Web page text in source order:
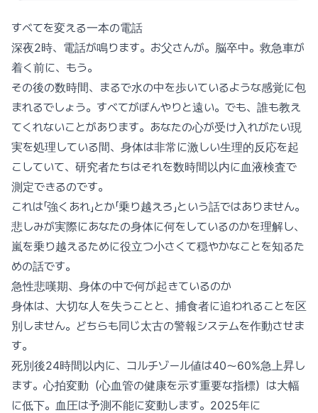
すべてを変える一本の電話
深夜2時、電話が鳴ります。お父さんが。脳卒中。救急車が
着く前に、もう。
その後の数時間、まるで水の中を歩いているような感覚に包
まれるでしょう。すべてがぼんやりと遠い。でも、誰も教え
てくれないことがあります。あなたの心が受け入れがたい現
実を処理している間、身体は非常に激しい生理的反応を起
こしていて、研究者たちはそれを数時間以内に血液検査で
測定できるのです。
これは「強くあれ」とか「乗り越えろ」という話ではありません。
悲しみが実際にあなたの身体に何をしているのかを理解し、
嵐を乗り越えるために役立つ小さくて穏やかなことを知るた
めの話です。
急性悲嘆期、身体の中で何が起きているのか
身体は、大切な人を失うことと、捕食者に追われることを区
別しません。どちらも同じ太古の警報システムを作動させま
す。
死別後24時間以内に、コルチゾール値は40〜60%急上昇し
ます。心拍変動（心血管の健康を示す重要な指標）は大幅
に低下。血圧は予測不能に変動します。2025年に